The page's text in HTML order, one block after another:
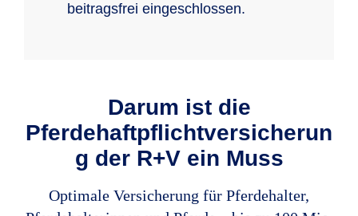
beitragsfrei eingeschlossen.
Darum ist die
Pferdehaftpflichtversicherun
g der R+V ein Muss
Optimale Versicherung für Pferdehalter,